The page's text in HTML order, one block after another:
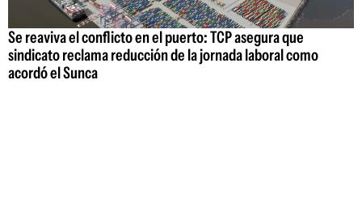
Se reaviva el conflicto en el puerto: TCP asegura que
sindicato reclama reducción de la jornada laboral como
acordó el Sunca